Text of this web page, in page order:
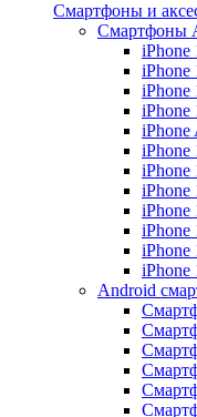
Смартфоны и
Смартфоны
iPhone
iPhone
iPhone
iPhone
iPhone
iPhone
iPhone
iPhone
iPhone
iPhone
iPhone
iPhone
Android